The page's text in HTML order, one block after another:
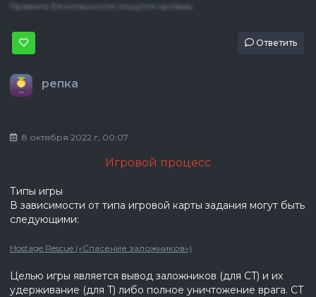
Правила безопасности пишутся кровью.
Ответить
репка
8 октября 2022 г, 00:07
Игровой процесс
Типы игры
В зависимости от типа игровой карты задания могут быть
следующими:
Hostage Rescue («Спасение заложников»)
Целью игры является вывод заложников (для CT) и их
удерживание (для T) либо полное уничтожение врага. CT